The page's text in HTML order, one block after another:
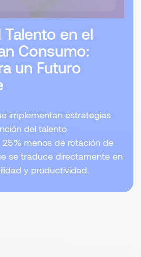
Talento en el
Consumo:
un Futuro
implementan estrategias
del talento
menos de rotación de
se traduce directamente en
y productividad.